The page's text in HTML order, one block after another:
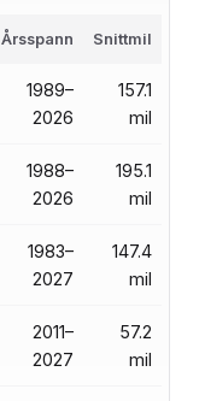
Årsspann Snittmil
1989–
2026
157.1
mil
1988–
2026
195.1
mil
1983–
2027
147.4
mil
2011–
2027
57.2
mil